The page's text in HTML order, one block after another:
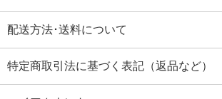
配送方法･送料について
特定商取引法に基づく表記（返品など）